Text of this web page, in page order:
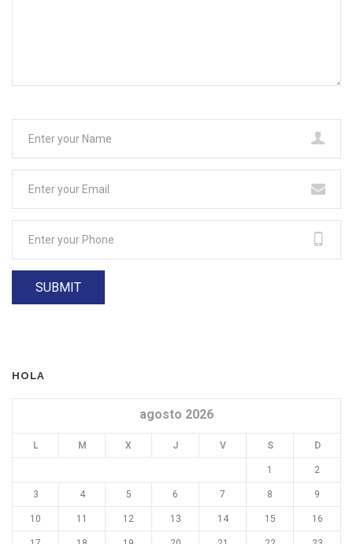
HOLA
agosto 2026
L M X J V S D
1 2
3 4 5 6 7 8 9
10 11 12 13 14 15 16